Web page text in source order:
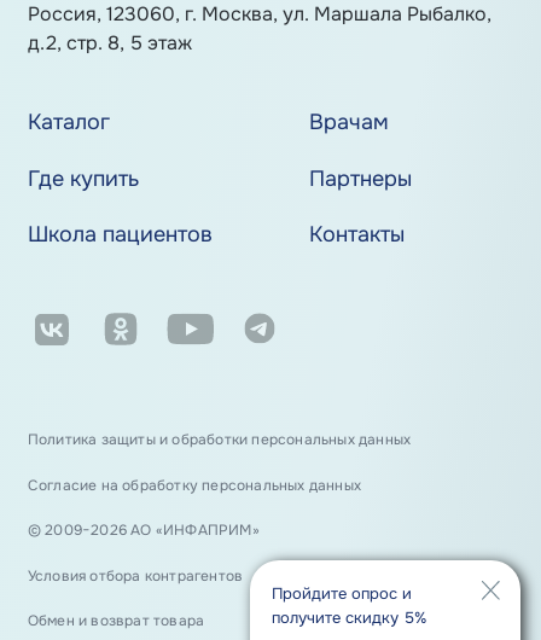
Пройдите опрос и
получите скидку 5%
Россия, 123060, г. Москва, ул. Маршала Рыбалко,
д.2, стр. 8, 5 этаж
Каталог
Врачам
Где купить
Партнеры
Школа пациентов
Контакты
Политика защиты и обработки персональных данных
Согласие на обработку персональных данных
© 2009−2026 АО «ИНФАПРИМ»
Условия отбора контрагентов
Обмен и возврат товара